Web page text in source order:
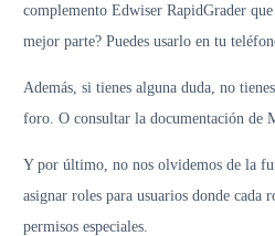
complemento Edwiser RapidGrader
mejor parte? Puedes usarlo en tu
Además, si tienes alguna duda, no
foro. O consultar la documentación de
Y por último, no nos olvidemos de la
asignar roles para usuarios donde cada
permisos especiales.